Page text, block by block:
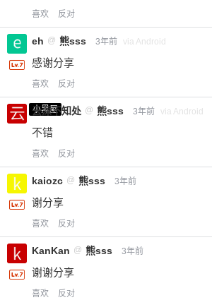
喜欢 反对
eh @ 熊sss 3年前 via Android
感谢分享
喜欢 反对
小黑屋
云深不知处 @ 熊sss 3年前 via Android
不错
喜欢 反对
kaiozc @ 熊sss 3年前
谢分享
喜欢 反对
KanKan @ 熊sss 3年前
谢谢分享
喜欢 反对